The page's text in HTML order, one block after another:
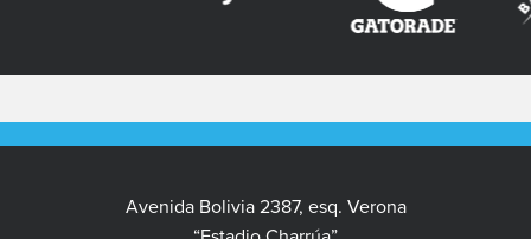
Avenida Bolivia 2387, esq. Verona